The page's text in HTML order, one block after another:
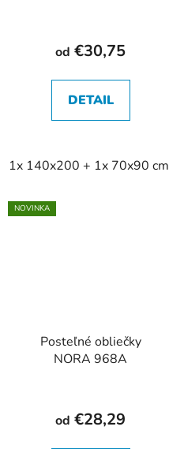
od €30,75
DETAIL
1x 140x200 + 1x 70x90 cm
NOVINKA
Posteľné obliečky
NORA 968A
od €28,29